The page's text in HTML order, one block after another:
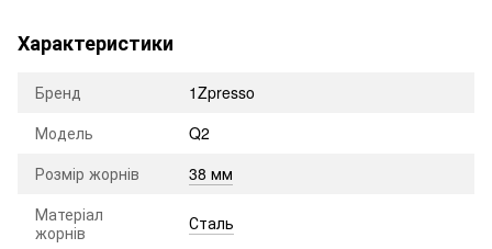
Характеристики
Бренд
1Zpresso
Модель
Q2
Розмір жорнів
38 мм
Матеріал
жорнів
Сталь